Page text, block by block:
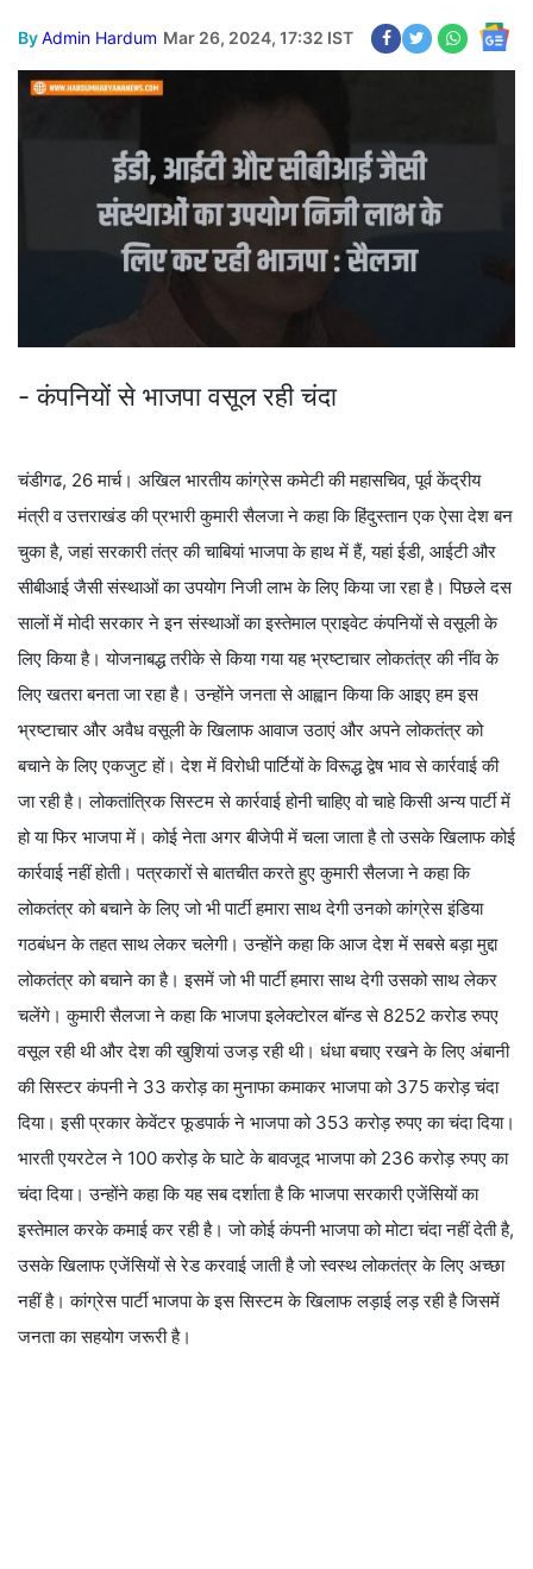
ByAdmin Hardum Mar 26, 2024, 17:32 IST
- कंपनियों से भाजपा वसूल रही चंदा
चंडीगढ, 26 मार्च। अखिल भारतीय कांग्रेस कमेटी की महासचिव, पूर्व केंद्रीय
मंत्री व उत्तराखंड की प्रभारी कुमारी सैलजा ने कहा कि हिंदुस्तान एक ऐसा देश बन
चुका है, जहां सरकारी तंत्र की चाबियां भाजपा के हाथ में हैं, यहां ईडी, आईटी और
सीबीआई जैसी संस्थाओं का उपयोग निजी लाभ के लिए किया जा रहा है। पिछले दस
सालों में मोदी सरकार ने इन संस्थाओं का इस्तेमाल प्राइवेट कंपनियों से वसूली के
लिए किया है। योजनाबद्ध तरीके से किया गया यह भ्रष्टाचार लोकतंत्र की नींव के
लिए खतरा बनता जा रहा है। उन्होंने जनता से आह्वान किया कि आइए हम इस
भ्रष्टाचार और अवैध वसूली के खिलाफ आवाज उठाएं और अपने लोकतंत्र को
बचाने के लिए एकजुट हों। देश में विरोधी पार्टियों के विरूद्ध द्वेष भाव से कार्रवाई की
जा रही है। लोकतांत्रिक सिस्टम से कार्रवाई होनी चाहिए वो चाहे किसी अन्य पार्टी में
हो या फिर भाजपा में। कोई नेता अगर बीजेपी में चला जाता है तो उसके खिलाफ कोई
कार्रवाई नहीं होती। पत्रकारों से बातचीत करते हुए कुमारी सैलजा ने कहा कि
लोकतंत्र को बचाने के लिए जो भी पार्टी हमारा साथ देगी उनको कांग्रेस इंडिया
गठबंधन के तहत साथ लेकर चलेगी। उन्होंने कहा कि आज देश में सबसे बड़ा मुद्दा
लोकतंत्र को बचाने का है। इसमें जो भी पार्टी हमारा साथ देगी उसको साथ लेकर
चलेंगे। कुमारी सैलजा ने कहा कि भाजपा इलेक्टोरल बॉन्ड से 8252 करोड रुपए
वसूल रही थी और देश की खुशियां उजड़ रही थी। धंधा बचाए रखने के लिए अंबानी
की सिस्टर कंपनी ने 33 करोड़ का मुनाफा कमाकर भाजपा को 375 करोड़ चंदा
दिया। इसी प्रकार केवेंटर फूडपार्क ने भाजपा को 353 करोड़ रुपए का चंदा दिया।
भारती एयरटेल ने 100 करोड़ के घाटे के बावजूद भाजपा को 236 करोड़ रुपए का
चंदा दिया। उन्होंने कहा कि यह सब दर्शाता है कि भाजपा सरकारी एजेंसियों का
इस्तेमाल करके कमाई कर रही है। जो कोई कंपनी भाजपा को मोटा चंदा नहीं देती है,
उसके खिलाफ एजेंसियों से रेड करवाई जाती है जो स्वस्थ लोकतंत्र के लिए अच्छा
नहीं है। कांग्रेस पार्टी भाजपा के इस सिस्टम के खिलाफ लड़ाई लड़ रही है जिसमें
जनता का सहयोग जरूरी है।